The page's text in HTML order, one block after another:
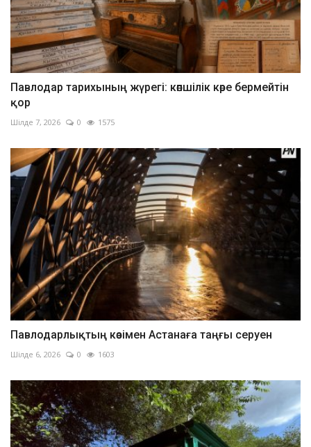
Павлодар тарихының жүрегі: көпшілік көре бермейтін
қор
Шілде 7, 2026 0 1575
Павлодарлықтың көзімен Астанаға таңғы серуен
Шілде 6, 2026 0 1603